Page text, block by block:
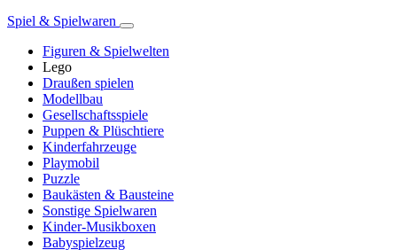
Spiel & Spielwaren
Figuren & Spielwelten
Lego
Draußen spielen
Modellbau
Gesellschaftsspiele
Puppen & Plüschtiere
Kinderfahrzeuge
Playmobil
Puzzle
Baukästen & Bausteine
Sonstige Spielwaren
Kinder-Musikboxen
Babyspielzeug